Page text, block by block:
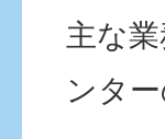
主な
ンタ